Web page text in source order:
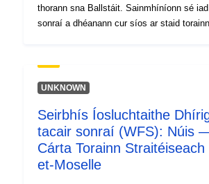
CEREMA ar fáil. Foinse sonraí: CEREMA
thorann sna Ballstáit. Sainmhíníonn sé
sonraí a dhéanann cur síos ar staid
torainn saintreorach. Is doiciméid faisnéise
bhfuil in-fhorfheidhmithe le dlí. Mar
Mar chuid de Phlean Taistil Uirbigh (UDP),
léarscáileanna a úsáid chun bonnlínte
a bhunú ina bhfuil gá le bainistiú tráchta
dhéanamh de bhun Airteagal 3-II-1-b
UNKNOWN
Seirbhís Íosluchtaithe
tacair sonraí (WFS): Núis
Cárta Torainn
et-Moselle